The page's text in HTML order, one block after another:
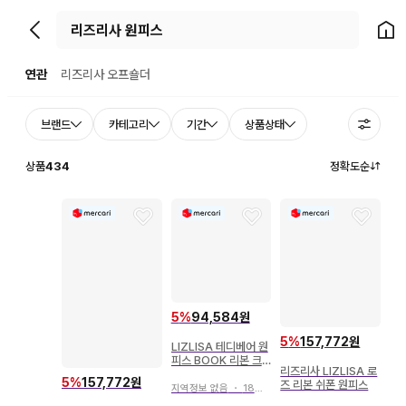
뒤로가기 홈으
연관 리즈리사 오프숄더
브랜드 카테고리 기간 상품상태
상품434 정확도순
5%157,772원
5%94,584원
LIZLISA 테디베어 원
피스 BOOK 리본 크
지역정보 없음 ・ 18일 전
5%157,772원
리즈리사 LIZLISA 로
즈 리본 쉬폰 원피스